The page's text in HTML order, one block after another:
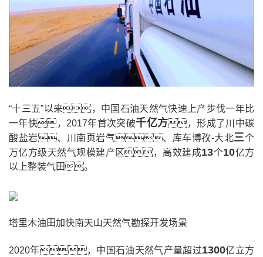
“十三五”以来，中国石油天然气快速上产步伐一年比
一年快，2017年首次突破千亿方，形成了川中碳
酸盐岩、川南页岩气、库车博孜-大北三个
万亿方级天然气规模建产区，高效建成13个10亿方
以上整装气田。
塔里木油田加快南天山天然气勘探开发场景
2020年，中国石油天然气产量超过1300亿立方